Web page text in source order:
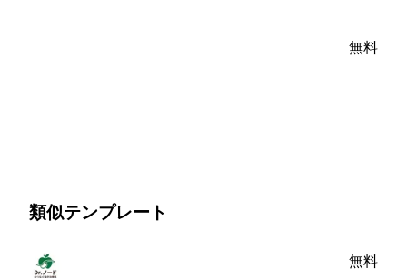
無料
類似テンプレート
無料